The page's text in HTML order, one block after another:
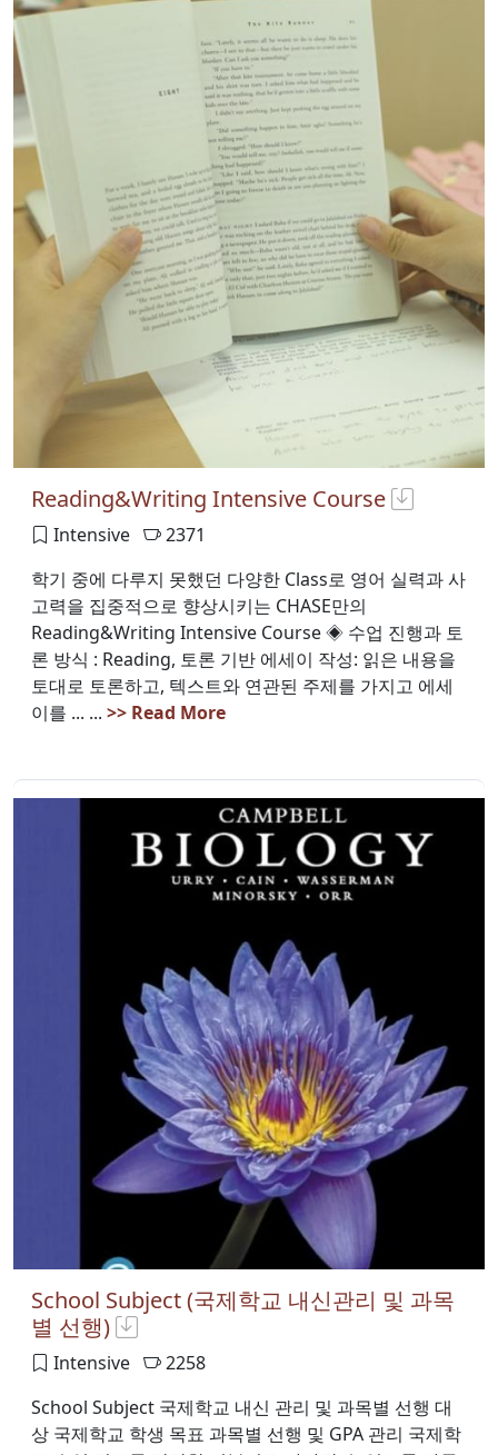
Reading&Writing Intensive Course
Intensive
2371
학기 중에 다루지 못했던 다양한 Class로 영어 실력과 사
고력을 집중적으로 향상시키는 CHASE만의
Reading&Writing Intensive Course ◈ 수업 진행과 토
론 방식 : Reading, 토론 기반 에세이 작성: 읽은 내용을
토대로 토론하고, 텍스트와 연관된 주제를 가지고 에세
이를 ... ... >> Read More
School Subject (국제학교 내신관리 및 과목
별 선행)
Intensive
2258
School Subject 국제학교 내신 관리 및 과목별 선행 대
상 국제학교 학생 목표 과목별 선행 및 GPA 관리 국제학